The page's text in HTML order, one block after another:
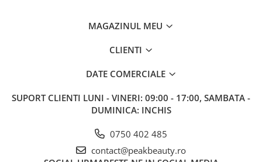
MAGAZINUL MEU
CLIENTI
DATE COMERCIALE
SUPORT CLIENTI LUNI - VINERI: 09:00 - 17:00, SAMBATA -
DUMINICA: INCHIS
0750 402 485
contact@peakbeauty.ro